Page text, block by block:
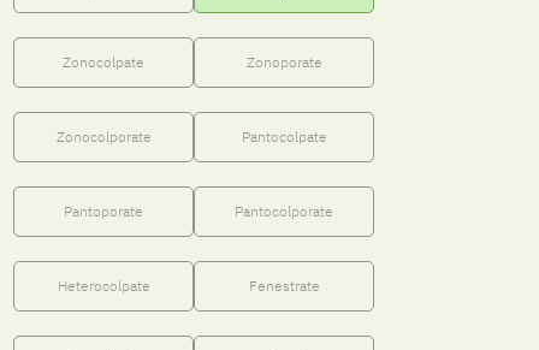
Zonocolpate Zonoporate
Zonocolporate Pantocolpate
Pantoporate Pantocolporate
Heterocolpate Fenestrate